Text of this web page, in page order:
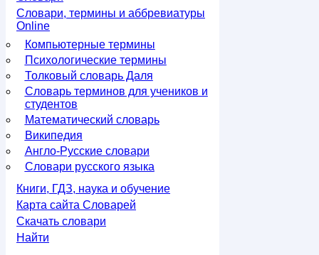
Словари, термины и аббревиатуры
Online
Компьютерные термины
Психологические термины
Толковый словарь Даля
Словарь терминов для учеников и
студентов
Математический словарь
Википедия
Англо-Русские словари
Словари русского языка
Книги, ГДЗ, наука и обучение
Карта сайта Словарей
Скачать словари
Найти